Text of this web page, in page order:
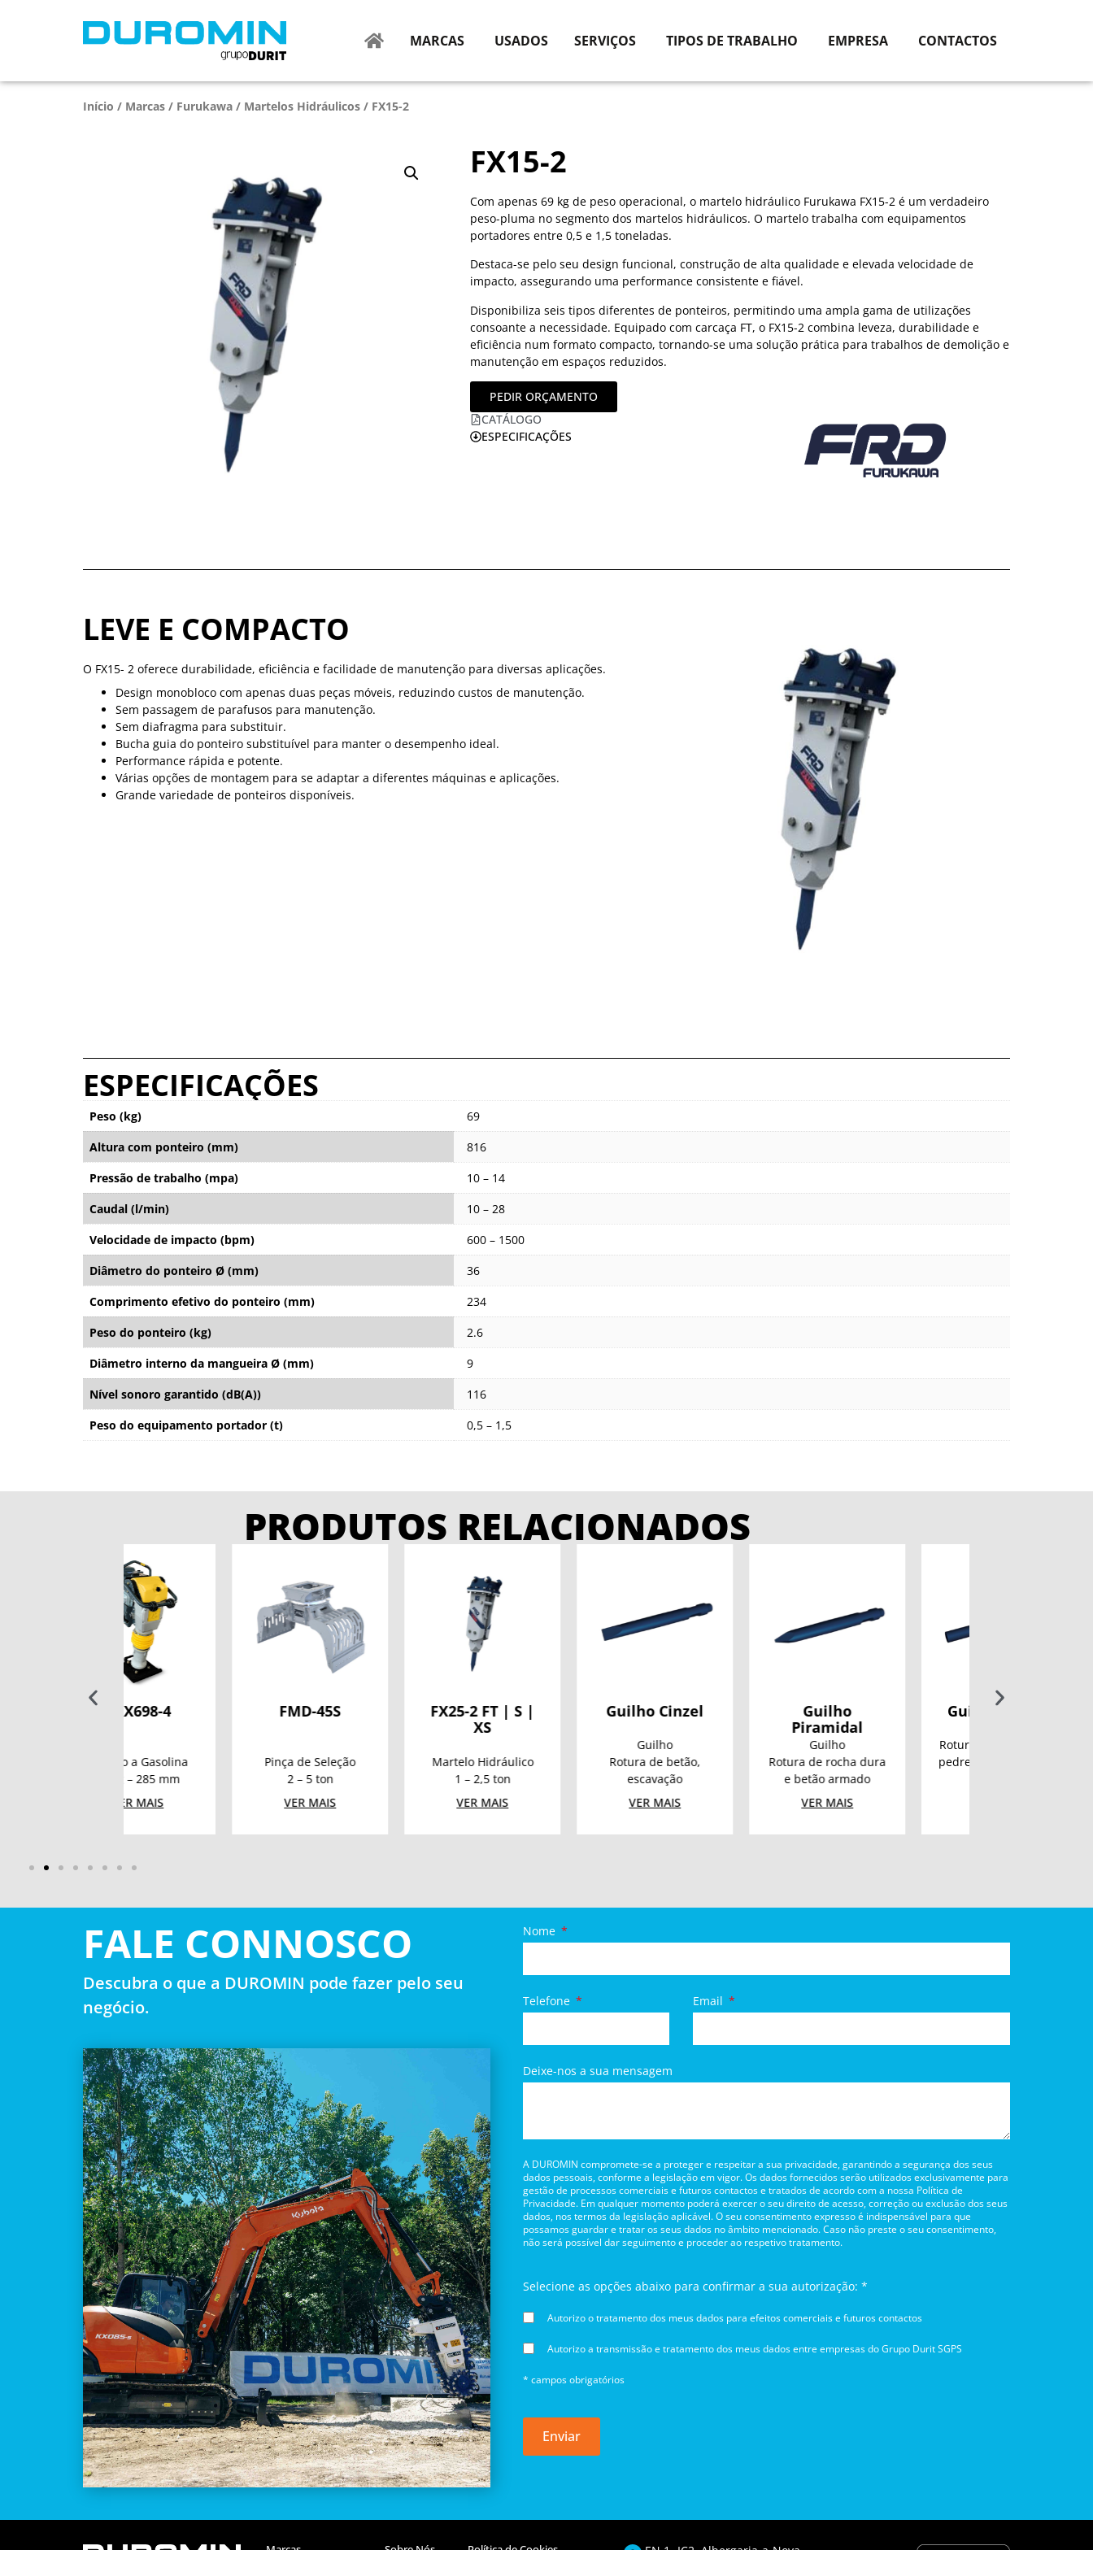
MARCAS USADOS SERVIÇOS TIPOS DE TRABALHO EMPRESA CONTACTOS
Início / Marcas / Furukawa / Martelos Hidráulicos / FX15-2
FX15-2
Com apenas 69 kg de peso operacional, o martelo hidráulico Furukawa FX15-2 é um verdadeiro
peso-pluma no segmento dos martelos hidráulicos. O martelo trabalha com equipamentos
portadores entre 0,5 e 1,5 toneladas.
Destaca-se pelo seu design funcional, construção de alta qualidade e elevada velocidade de
impacto, assegurando uma performance consistente e fiável.
Disponibiliza seis tipos diferentes de ponteiros, permitindo uma ampla gama de utilizações
consoante a necessidade. Equipado com carcaça FT, o FX15-2 combina leveza, durabilidade e
eficiência num formato compacto, tornando-se uma solução prática para trabalhos de demolição e
manutenção em espaços reduzidos.
PEDIR ORÇAMENTO
CATÁLOGO
ESPECIFICAÇÕES
LEVE E COMPACTO
O FX15- 2 oferece durabilidade, eficiência e facilidade de manutenção para diversas aplicações.
Design monobloco com apenas duas peças móveis, reduzindo custos de manutenção.
Sem passagem de parafusos para manutenção.
Sem diafragma para substituir.
Bucha guia do ponteiro substituível para manter o desempenho ideal.
Performance rápida e potente.
Várias opções de montagem para se adaptar a diferentes máquinas e aplicações.
Grande variedade de ponteiros disponíveis.
ESPECIFICAÇÕES
Peso (kg)
69
Altura com ponteiro (mm)
816
Pressão de trabalho (mpa)
10 – 14
Caudal (l/min)
10 – 28
Velocidade de impacto (bpm)
600 – 1500
Diâmetro do ponteiro Ø (mm)
36
Comprimento efetivo do ponteiro (mm)
234
Peso do ponteiro (kg)
2.6
Diâmetro interno da mangueira Ø (mm)
9
Nível sonoro garantido (dB(A))
116
Peso do equipamento portador (t)
0,5 – 1,5
PRODUTOS RELACIONADOS
FMD-45S
Pinça de Seleção
2 – 5 ton
FX25-2 FT | S |
Martelo Hidráulico
Guilho Cinzel
Rotura de betão,
Guilho
Rotura de rocha dura
e betão armado
Guilho Rombo
Rotura secundária em
pedreiras e demolição
de betão
FALE CONNOSCO
Descubra o que a DUROMIN pode fazer pelo seu
negócio.
Nome
Telefone Email
Deixe-nos a sua mensagem
A DUROMIN compromete-se a proteger e respeitar a sua privacidade, garantindo a segurança dos seus
dados pessoais, conforme a legislação em vigor. Os dados fornecidos serão utilizados exclusivamente para
gestão de processos comerciais e futuros contactos e tratados de acordo com a nossa Política de
Privacidade. Em qualquer momento poderá exercer o seu direito de acesso, correção ou exclusão dos seus
dados, nos termos da legislação aplicável. O seu consentimento expresso é indispensável para que
possamos guardar e tratar os seus dados no âmbito mencionado. Caso não preste o seu consentimento,
não será possível dar seguimento e proceder ao respetivo tratamento.
Selecione as opções abaixo para confirmar a sua autorização: *
Autorizo o tratamento dos meus dados para efeitos comerciais e futuros contactos
Autorizo a transmissão e tratamento dos meus dados entre empresas do Grupo Durit SGPS
* campos obrigatórios
Enviar